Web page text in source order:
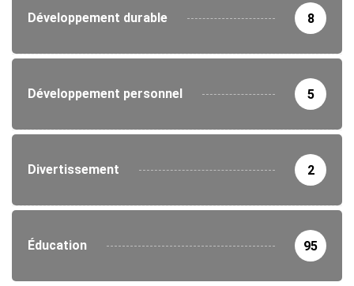
Développement durable 8
Développement personnel 5
Divertissement 2
Éducation 95